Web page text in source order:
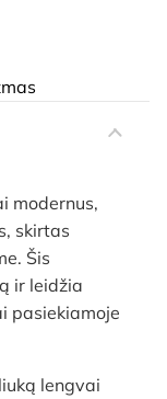
modernus,
skirtas
Šis
ir leidžia
pasiekiamoje
lengvai